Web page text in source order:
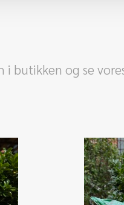
butikken og se